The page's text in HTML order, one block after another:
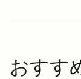
おすす